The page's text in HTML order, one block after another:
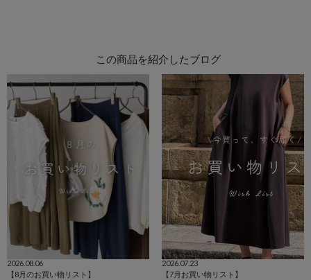
この商品を紹介したブログ
2026.08.06
【8月のお買い物リスト】
2026.07.23
【7月お買い物リスト】